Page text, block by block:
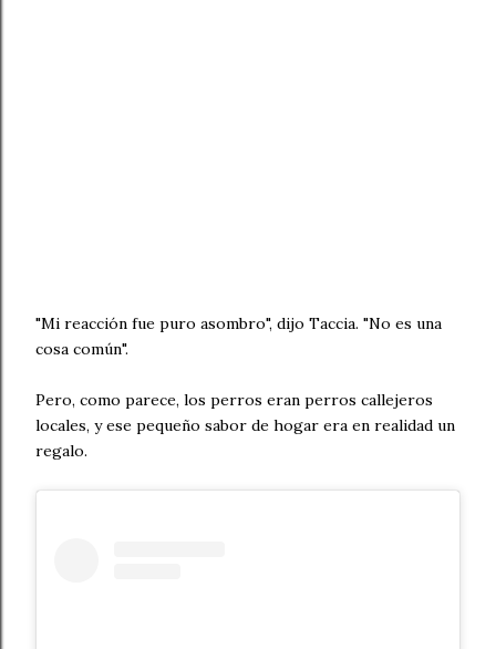
"Mi reacción fue puro asombro", dijo Taccia. "No es una
cosa común".
Pero, como parece, los perros eran perros callejeros
locales, y ese pequeño sabor de hogar era en realidad un
regalo.